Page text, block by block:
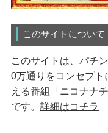
このサイトについて
このサイトは、パチ
0万通りをコンセプ
える番組「ニコナナ
です。 詳細はコチラ